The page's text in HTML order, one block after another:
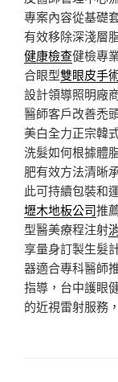
專案內容從基礎
有效移除深淺層
健康檢查健檢專
合眼型雙眼皮手
設計領導照明廠
醫師客戶改善禿
美白全力正宗韓
洗髮如何根據體
肥有效方法清晰
此可持續包裝和
壢木地板公司推
型醫美療程注射
享量身訂製生髮
器適合專科醫師
指導，台中護眼
的近視雷射服務，